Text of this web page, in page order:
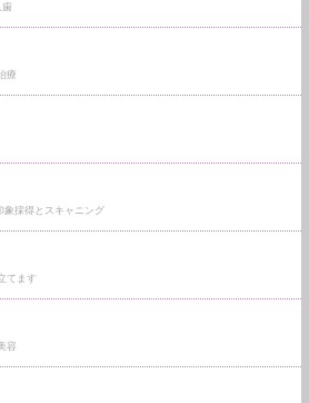
療
象採得とスキャニング
てます
容